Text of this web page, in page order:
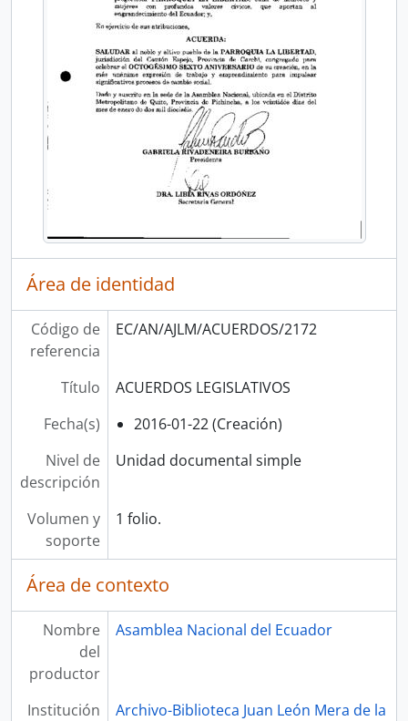
Área de identidad
Código de
referencia
EC/AN/AJLM/ACUERDOS/2172
Título
ACUERDOS LEGISLATIVOS
Fecha(s)
2016-01-22 (Creación)
Nivel de
descripción
Unidad documental simple
Volumen y
soporte
1 folio.
Área de contexto
Nombre
del
productor
Asamblea Nacional del Ecuador
Institución
Archivo-Biblioteca Juan León Mera de la